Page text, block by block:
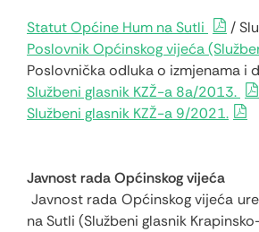
Statut Općine Hum na Sutli /
Poslovnik Općinskog vijeća
Poslovnička odluka o izmjenama i
Službeni glasnik KZŽ-a 8a/2013.
Službeni glasnik KZŽ-a 9/2021.
Javnost rada Općinskog vijeća
Javnost rada Općinskog vijeća
na Sutli (Službeni glasnik